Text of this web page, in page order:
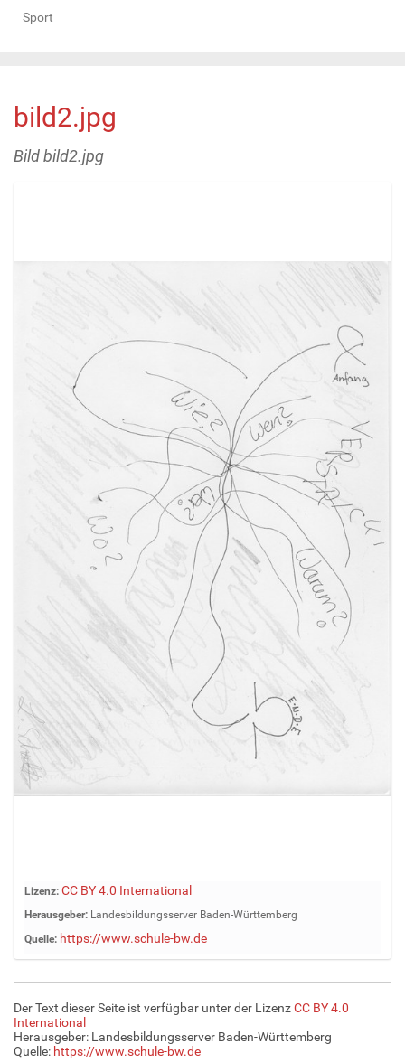
Sport
bild2.jpg
Bild bild2.jpg
Z
e
g
e
B
l
d
i
Lizenz: CC BY 4.0 International
Herausgeber: Landesbildungsserver Baden-Württemberg
Quelle: https://www.schule-bw.de
Der Text dieser Seite ist verfügbar unter der LizenzCC BY 4.0
International
Herausgeber: Landesbildungsserver Baden-Württemberg
Quelle: https://www.schule-bw.de